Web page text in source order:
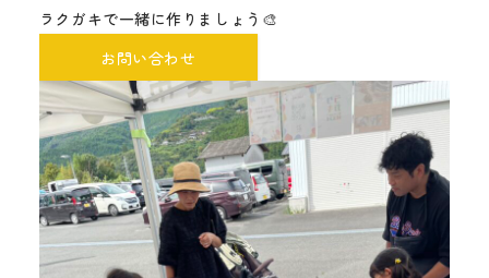
ラクガキで一緒に作りましょう🎨
お問い合わせ